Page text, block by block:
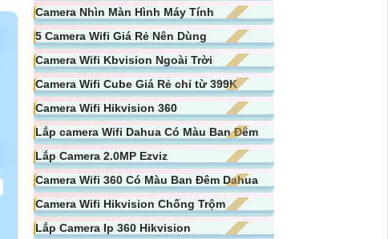
Camera Nhìn Màn Hình Máy Tính
5 Camera Wifi Giá Rẻ Nên Dùng
Camera Wifi Kbvision Ngoài Trời
Camera Wifi Cube Giá Rẻ chỉ từ 399K
Camera Wifi Hikvision 360
Lắp camera Wifi Dahua Có Màu Ban Đêm
Lắp Camera 2.0MP Ezviz
Camera Wifi 360 Có Màu Ban Đêm Dahua
Camera Wifi Hikvision Chống Trộm
Lắp Camera Ip 360 Hikvision